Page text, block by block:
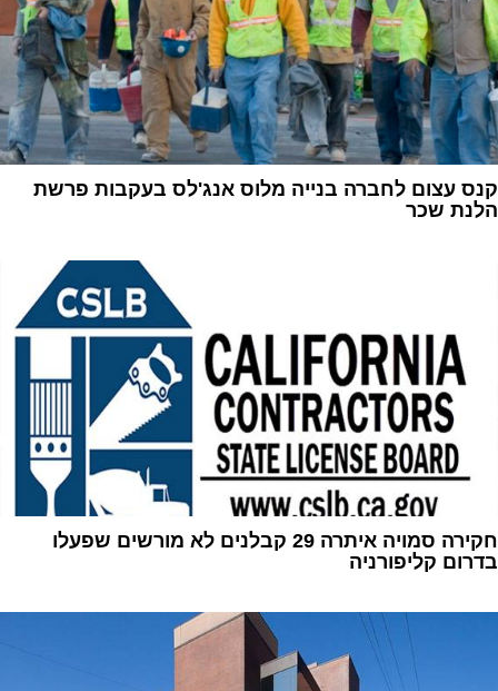
קנס עצום לחברה בנייה מלוס אנג'לס בעקבות פרשת
הלנת שכר
חקירה סמויה איתרה 29 קבלנים לא מורשים שפעלו
בדרום קליפורניה